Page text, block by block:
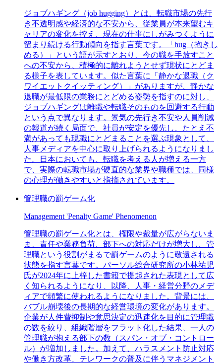
ジョブハギング（job hugging）とは、転職市場の先行
き不透明感や経済的な不安から、従業員が本来望むキ
ャリアの変化を控え、現在の仕事にしがみつくように
留まり続ける行動傾向を指す言葉です。「hug（抱きし
める）」という語が示すとおり、今の職を手放すこと
への不安から、積極的に離れようとせず現状にとどま
る様子を表しています。似た言葉に「静かな退職（ク
ワイエットクイッティング）」がありますが、静かな
退職が最低限の業務にとどめる姿勢を指すのに対し、
ジョブハギングは離職や転職そのものを回避する行動
という点で異なります。景気の先行き不安や人員削減
の報道が続く局面で、社員が安定を優先し、たとえ不
満があっても現職にとどまることを選ぶ現象として、
人事メディアを中心に取り上げられるようになりまし
た。日本においても、転職を考える人が増える一方
で、実際の転職市場が硬直的な業界や職種では、同様
の心理が働きやすいと指摘されています。
管理職の罰ゲーム化
Management 'Penalty Game' Phenomenon
管理職の罰ゲーム化とは、権限や裁量が広がらないま
ま、責任や業務負荷、部下への対応だけが増大し、管
理職という役割がまるで罰ゲームのように敬遠される
状態を指す言葉です。パーソル総合研究所の小林祐児
氏が2024年に上梓した書籍で提起された表現として広
く知られるようになり、以降、人事・経営分野のメデ
ィアで頻繁に使われるようになりました。背景には、
バブル崩壊後の長期的な経営環境の変化があります。
企業が人件費抑制や意思決定の迅速化を目的に管理職
の数を絞り、組織階層をフラット化した結果、一人の
管理職が抱える部下の数（スパン・オブ・コントロー
ル）が増加しました。加えて、ハラスメント防止対応
や働き方改革、テレワークの普及に伴うマネジメント